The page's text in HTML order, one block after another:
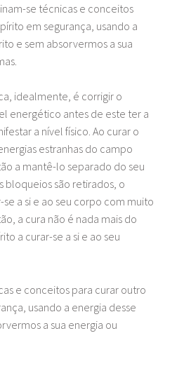
se técnicas e conceitos
em segurança, usando a
e sem absorvermos a sua
idealmente, é corrigir o
energético antes de este ter a
a nível físico. Ao curar o
estranhas do campo
a mantê-lo separado do seu
bloqueios são retirados, o
a si e ao seu corpo com muito
a cura não é nada mais do
a curar-se a si e ao seu
e conceitos para curar outro
usando a energia desse
a sua energia ou